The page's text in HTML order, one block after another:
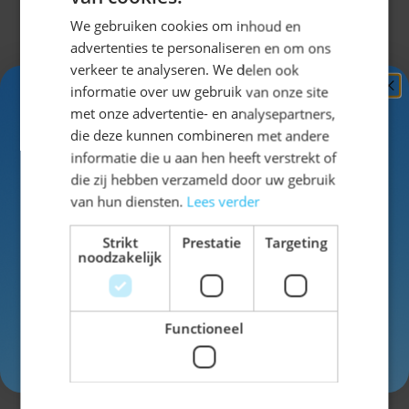
Complete lederhose outfit voor
heren
Het Lederhose Pakket Vintage 3-delig is een
complete Oktoberfest outfit voor heren. Deze set
bestaat uit een korte lederhose van stevig leer, een
geruit trachtenhemd en Tiroler kniekousen. Een
lederhose is een traditionele Beierse broek van leer
die wordt gedragen tijdens het Oktoberfest en andere
direct volledig gekleed.
Waarom kiezen voor dit
Uitklappen
We gebruiken cookies om inhoud en
advertenties te personaliseren en om ons
verkeer te analyseren. We delen ook
informatie over uw gebruik van onze site
met onze advertentie- en analysepartners,
die deze kunnen combineren met andere
informatie die u aan hen heeft verstrekt of
die zij hebben verzameld door uw gebruik
van hun diensten. Lees verder
Strikt
noodzakelijk
Prestatie Targeting
Functioneel
Ontvang5%
KORTING!
Schrijf je nuin voor de nieuwsbrief en ontvang toegang
tot exclusieve kortingen!
Voor- en achternaam
Inschrijven